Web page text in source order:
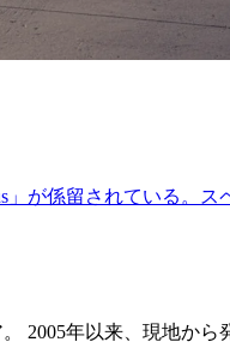
が係留されている。
2005年以来、現地から